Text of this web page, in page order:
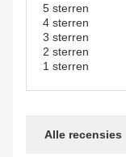
5 sterren
4 sterren
3 sterren
2 sterren
1 sterren
Alle recensies